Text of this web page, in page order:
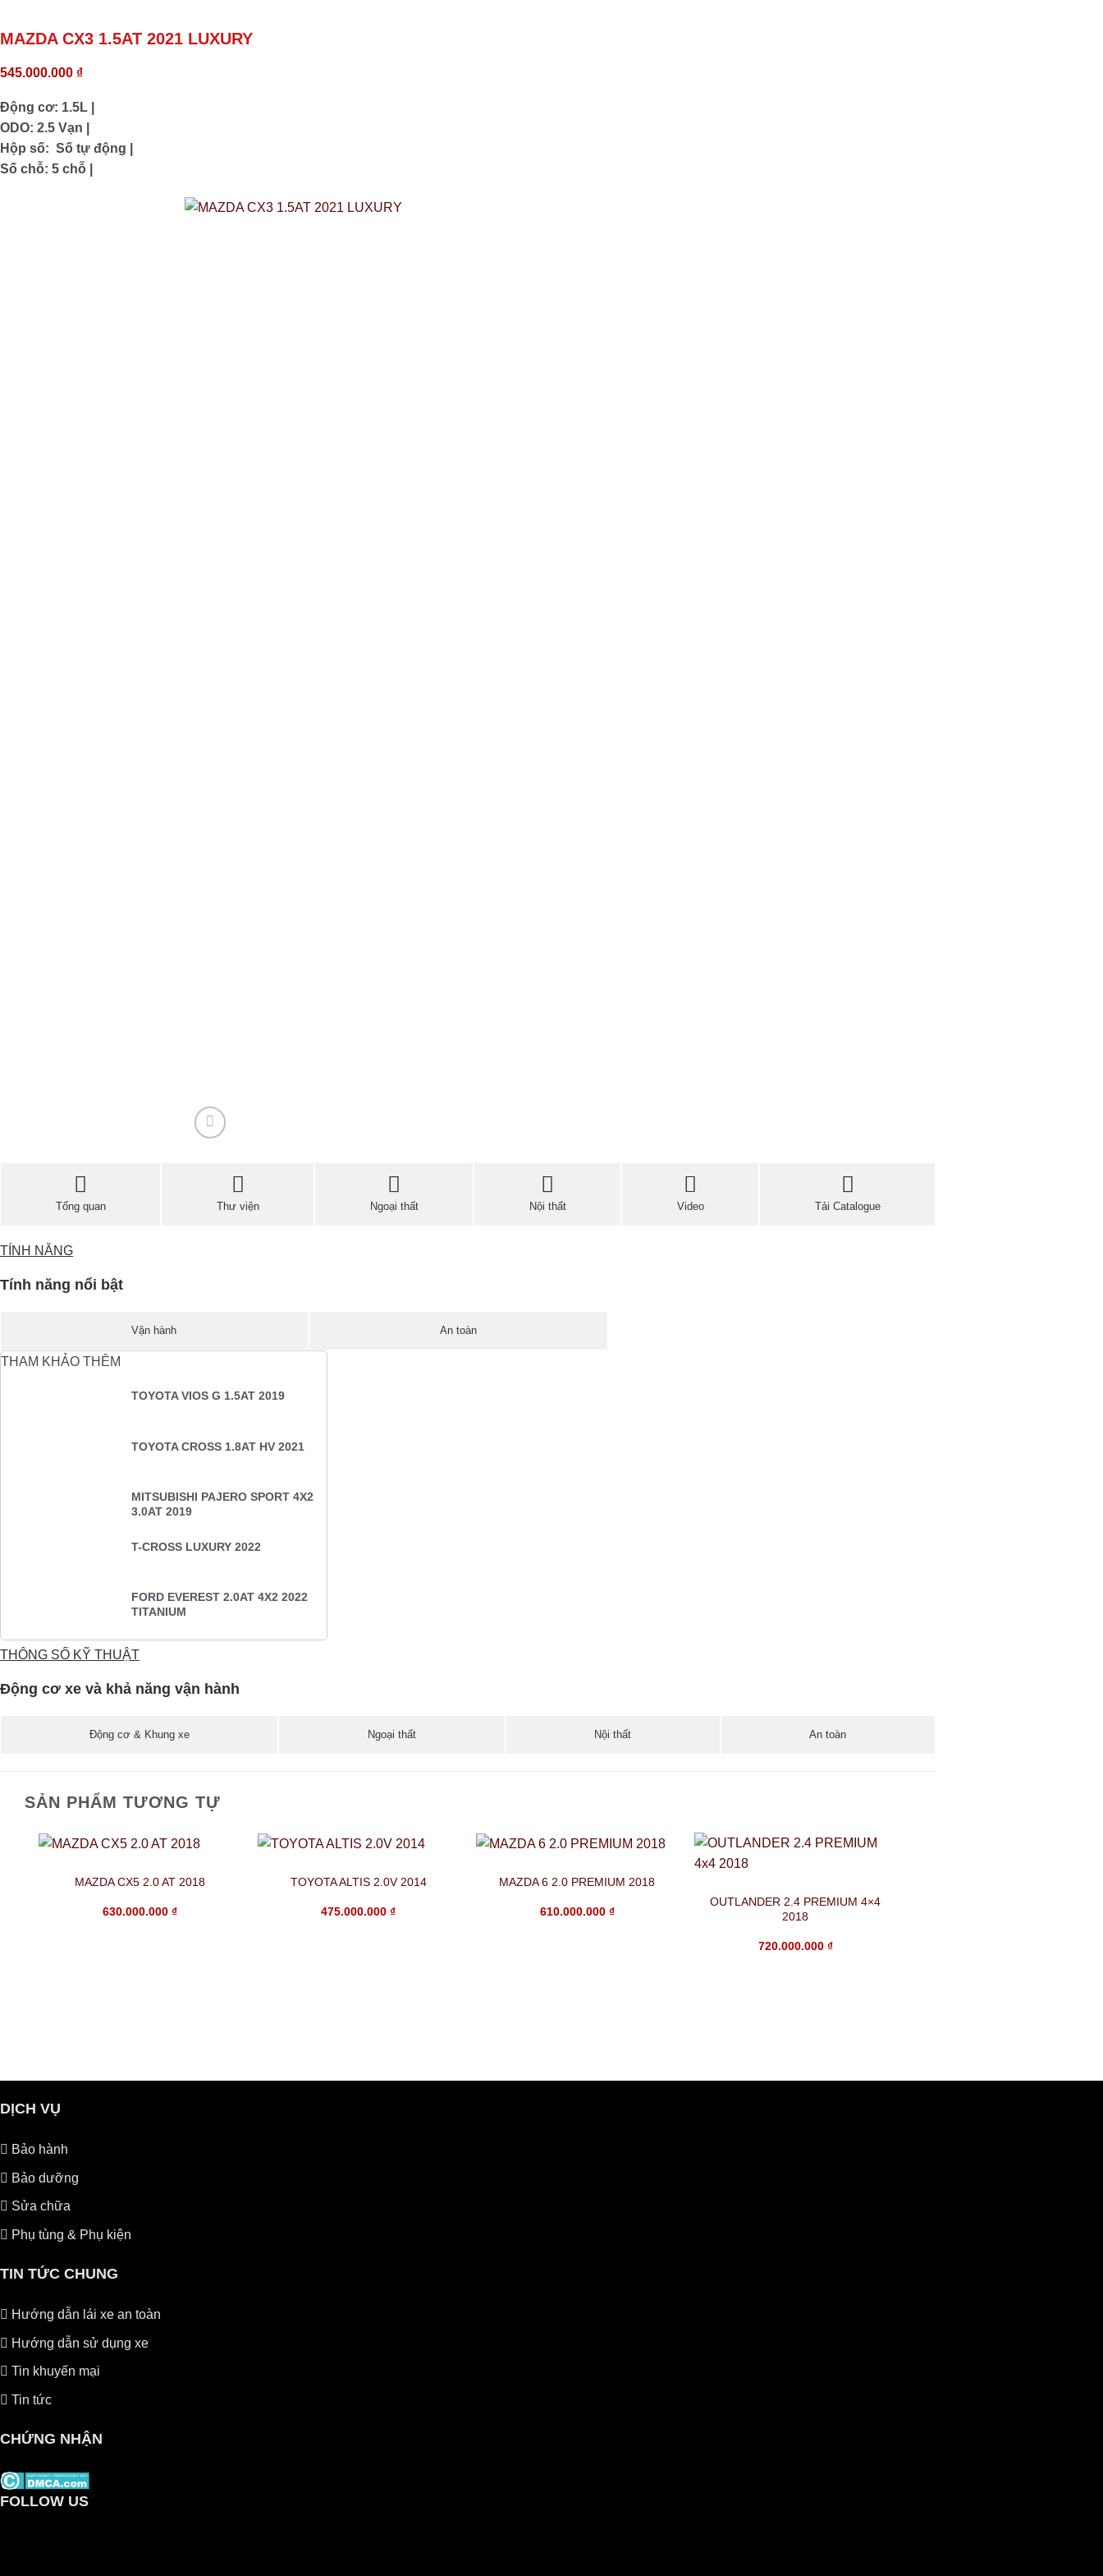
MAZDA CX3 1.5AT 2021 LUXURY
545.000.000 ₫
Động cơ: 1.5L |
ODO: 2.5 Vạn |
Hộp số: Số tự động |
Số chỗ: 5 chỗ |
Tổng quan Thư viện Ngoại thất Nội thất Video Tải Catalogue
TÍNH NĂNG
Tính năng nổi bật
Vận hành An toàn
THAM KHẢO THÊM
TOYOTA VIOS G 1.5AT 2019
TOYOTA CROSS 1.8AT HV 2021
MITSUBISHI PAJERO SPORT 4X2
3.0AT 2019
T-CROSS LUXURY 2022
FORD EVEREST 2.0AT 4X2 2022
TITANIUM
THÔNG SỐ KỸ THUẬT
Động cơ xe và khả năng vận hành
Động cơ & Khung xe Ngoại thất Nội thất An toàn
SẢN PHẨM TƯƠNG TỰ
MAZDA CX5 2.0 AT 2018
630.000.000₫
TOYOTA ALTIS 2.0V 2014
475.000.000₫
MAZDA 6 2.0 PREMIUM 2018
610.000.000 ₫
OUTLANDER 2.4 PREMIUM 4×4
2018
720.000.000 ₫
DỊCH VỤ
Bảo hành
Bảo dưỡng
Sửa chữa
Phụ tùng & Phụ kiện
TIN TỨC CHUNG
Hướng dẫn lái xe an toàn
Hướng dẫn sử dụng xe
Tin khuyến mại
Tin tức
CHỨNG NHẬN
FOLLOW US